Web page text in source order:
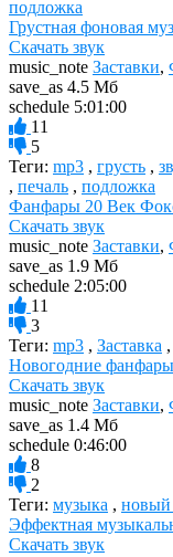
подложка
Грустная фоновая
Скачать звук
music_note Заставки,
save_as 4.5 Мб
schedule 5:01:00
11
5
Теги: mp3 , грусть ,
, печаль , подложка
Фанфары 20 Век
Скачать звук
music_note Заставки,
save_as 1.9 Мб
schedule 2:05:00
11
3
Теги: mp3 , Заставка ,
Новогодние фанфары
Скачать звук
music_note Заставки,
save_as 1.4 Мб
schedule 0:46:00
8
2
Теги: музыка , новый
Эффектная
Скачать звук